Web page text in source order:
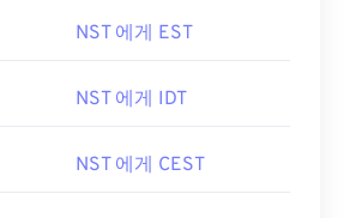
NST 에게 EST
NST 에게 IDT
NST 에게 CEST